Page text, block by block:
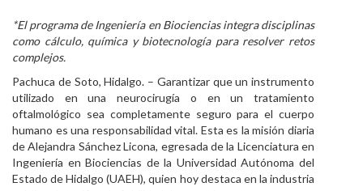
Alumnado
Aspirantes
Personal
Alumni
Visitantes
*El programa de Ingeniería en Biociencias integra disciplinas
como cálculo, química y biotecnología para resolver retos
complejos.
Pachuca de Soto, Hidalgo. – Garantizar que un instrumento
utilizado en una neurocirugía o en un tratamiento
oftalmológico sea completamente seguro para el cuerpo
humano es una responsabilidad vital. Esta es la misión diaria
de Alejandra Sánchez Licona, egresada de la Licenciatura en
Ingeniería en Biociencias de la Universidad Autónoma del
Estado de Hidalgo (UAEH), quien hoy destaca en la industria